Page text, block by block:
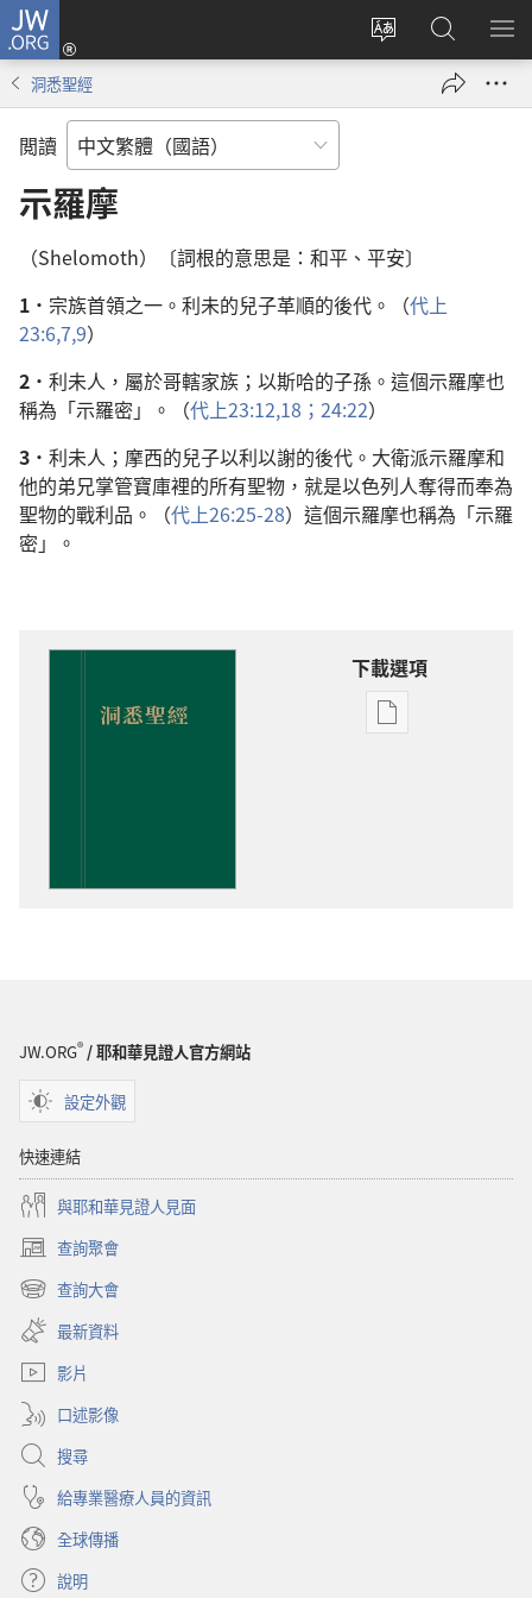
JW.ORG
更
登
入
（開
搜
尋
JW.ORG
顯
洞悉聖經
閲讀
示羅摩
（Shelomoth）〔詞根的意思是：和平、平安〕
1． 宗族首領之一。利未的兒子革順的後代。（代上
23:6,7,9）
2． 利未人，屬於哥轄家族；以斯哈的子孫。這個示羅摩也
稱為「示羅密」。（代上23:12,18； 24:22）
3． 利未人；摩西的兒子以利以謝的後代。大衛派示羅摩和
他的弟兄掌管寶庫裡的所有聖物，就是以色列人奪得而奉為
聖物的戰利品。（代上26:25-28）這個示羅摩也稱為「示羅
密」。
下載選項
出
JW.ORG®/ 耶和華見證人官方網站
設定外觀
快速連結
與耶和華見證人見面
查詢聚會
（開
啟
新
視
窗）
查詢大會
（開
啟
新
視
最新資料
影片
口述影像
搜尋
給專業醫療人員的資訊
全球傳播
說明